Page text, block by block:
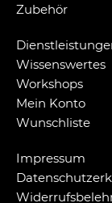
Zubehör
Wissenswertes
Workshops
Mein Konto
Wunschliste
Impressum